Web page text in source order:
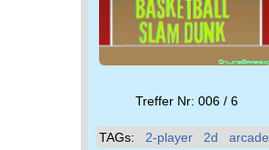
Treffer Nr: 006 / 6
TAGs: 2-player 2d arcade